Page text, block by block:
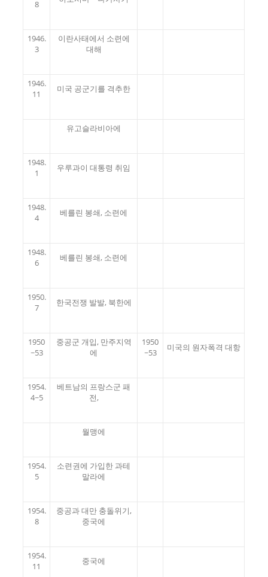
8
1946.
3
이란사태에서 소련에
대해
1946.
11
미국 공군기를 격추한
유고슬라비아에
1948.
1
우루과이 대통령 취임
1948.
4
베를린 봉쇄, 소련에
1948.
6
베를린 봉쇄, 소련에
1950.
7
한국전쟁 발발, 북한에
1950
~53
중공군 개입, 만주지역
에
1950
~53
미국의 원자폭격 대항
1954.
4~5
베트남의 프랑스군 패
전,
월맹에
1954.
5
소련권에 가입한 과테
말라에
1954.
8
중공과 대만 충돌위기,
중국에
1954.
11
중국에